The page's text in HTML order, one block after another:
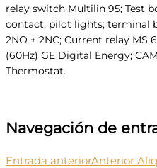
relay switch Multilin 95; Test
contact; pilot lights; terminal
2NO + 2NC; Current relay MS
(60Hz) GE Digital Energy;
Thermostat.
Navegación de
Entrada anteriorAnterior